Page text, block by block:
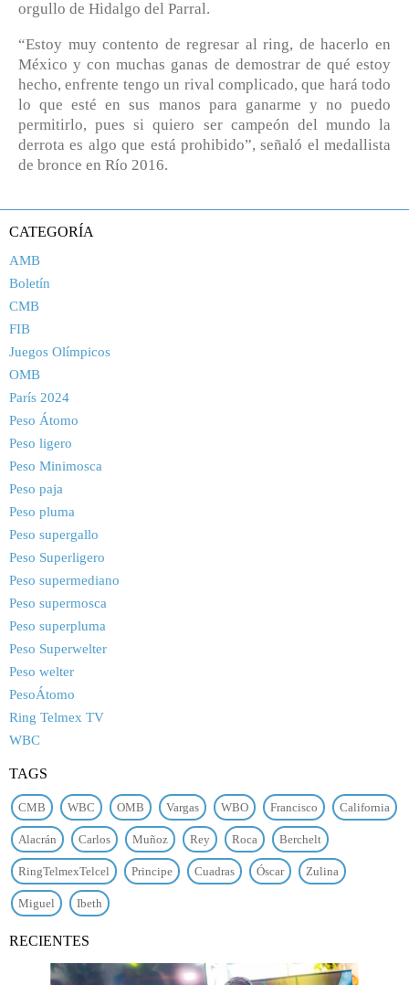
orgullo de Hidalgo del Parral.
“Estoy muy contento de regresar al ring, de hacerlo en
México y con muchas ganas de demostrar de qué estoy
hecho, enfrente tengo un rival complicado, que hará todo
lo que esté en sus manos para ganarme y no puedo
permitirlo, pues si quiero ser campeón del mundo la
derrota es algo que está prohibido”, señaló el medallista
de bronce en Río 2016.
CATEGORÍA
AMB
Boletín
CMB
FIB
Juegos Olímpicos
OMB
París 2024
Peso Átomo
Peso ligero
Peso Minimosca
Peso paja
Peso pluma
Peso supergallo
Peso Superligero
Peso supermediano
Peso supermosca
Peso superpluma
Peso Superwelter
Peso welter
PesoÁtomo
Ring Telmex TV
WBC
TAGS
CMB WBC OMB Vargas WBO Francisco California
Alacrán Carlos Muñoz Rey Roca Berchelt
RingTelmexTelcel Principe Cuadras Óscar Zulina
Miguel Ibeth
RECIENTES